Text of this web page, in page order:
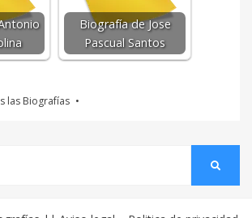
Biografía de Jose
Pascual Santos
las Biografías